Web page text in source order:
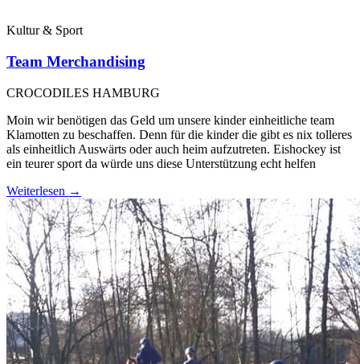
Kultur & Sport
Team Merchandising
CROCODILES HAMBURG
Moin wir benötigen das Geld um unsere kinder einheitliche team
Klamotten zu beschaffen. Denn für die kinder die gibt es nix tolleres
als einheitlich Auswärts oder auch heim aufzutreten. Eishockey ist
ein teurer sport da würde uns diese Unterstützung echt helfen
Weiterlesen →